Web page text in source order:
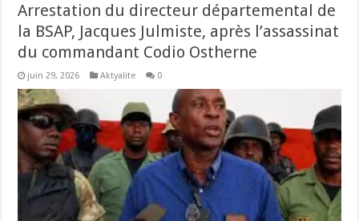
Arrestation du directeur départemental de
la BSAP, Jacques Julmiste, après l’assassinat
du commandant Codio Ostherne
juin 29, 2026 Aktyalite 0